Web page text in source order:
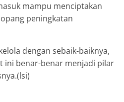
mampu menciptakan
peningkatan
dengan sebaik-baiknya,
ini benar-benar menjadi pilar